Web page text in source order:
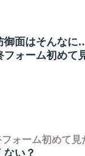
御面はそんな
ォーム初めて
ォーム初めて見
い？